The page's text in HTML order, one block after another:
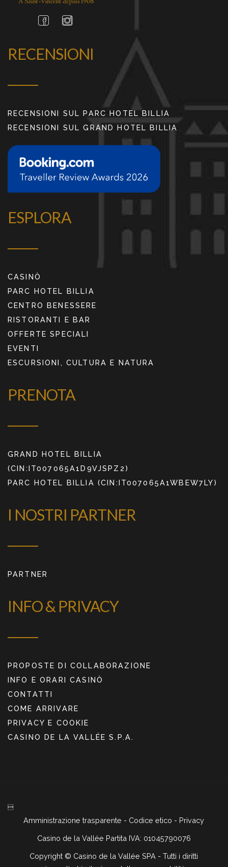
RECENSIONI
RECENSIONI SUL PARC HOTEL BILLIA
RECENSIONI SUL GRAND HOTEL BILLIA
ESPLORA
CASINÒ
PARC HOTEL BILLIA
CENTRO BENESSERE
RISTORANTI E BAR
OFFERTE SPECIALI
EVENTI
ESCURSIONI, CULTURA E NATURA
PRENOTA
GRAND HOTEL BILLIA
(CIN:IT007065A1D9VJSPZ2)
PARC HOTEL BILLIA (CIN:IT007065A1WBEW7LY)
I NOSTRI PARTNER
PARTNER
INFO & PRIVACY
PROPOSTE DI COLLABORAZIONE
INFO E ORARI CASINÒ
CONTATTI
COME ARRIVARE
PRIVACY E COOKIE
CASINO DE LA VALLÉE S.P.A.

Amministrazione trasparente - Codice etico - Privacy
Casino de la Vallée Partita IVA: 01045790076
Copyright © Casino de la Vallée SPA - Tutti i diritti